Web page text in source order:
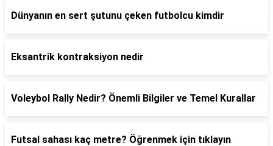
Dünyanın en sert şutunu çeken futbolcu kimdir
Eksantrik kontraksiyon nedir
Voleybol Rally Nedir? Önemli Bilgiler ve Temel Kurallar
Futsal sahası kaç metre? Öğrenmek için tıklayın